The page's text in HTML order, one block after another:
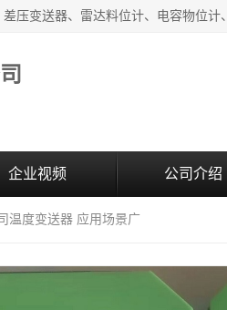
企业视频 公司介绍
温度变送器 应用场景广